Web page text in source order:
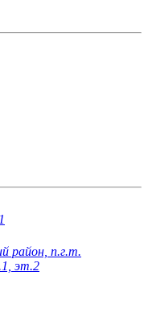
район, п.г.т.
эт.2